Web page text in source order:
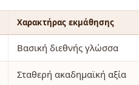
Χαρακτήρας εκμάθησης
Βασική διεθνής γλώσσα
Σταθερή ακαδημαϊκή αξία